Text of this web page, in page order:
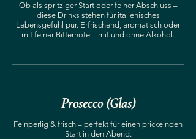
Ob als spritziger Start oder feiner Abschluss –
diese Drinks stehen für italienisches
Lebensgefühl pur. Erfrischend, aromatisch oder
mit feiner Bitternote – mit und ohne Alkohol.
Prosecco (Glas)
Feinperlig & frisch – perfekt für einen prickelnden
Start in den Abend.